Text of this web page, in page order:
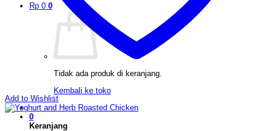
Rp 0 0
Tidak ada produk di keranjang.
Kembali ke toko
0
Keranjang
Add to Wishlist